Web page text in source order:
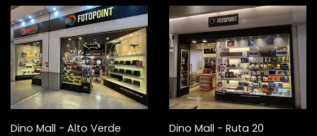
Dino Mall - Alto Verde
Dino Mall - Ruta 20